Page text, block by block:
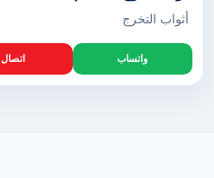
أثواب التخرج
واتساب اتصال